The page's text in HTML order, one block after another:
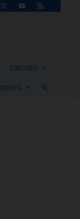
X
YouTube
Feed
Laicato